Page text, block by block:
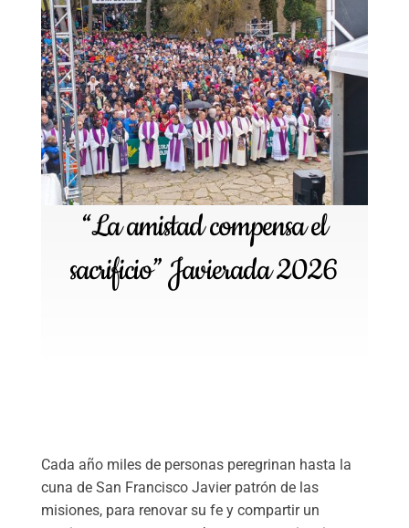
“La amistad compensa el
sacrificio” Javierada 2026
Cada año miles de personas peregrinan hasta la
cuna de San Francisco Javier patrón de las
misiones, para renovar su fe y compartir un